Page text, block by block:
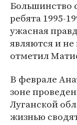
Большинство
ребята 1995-
ужасная
являются и
отметил
В феврале
зоне
Луганской
жизнью